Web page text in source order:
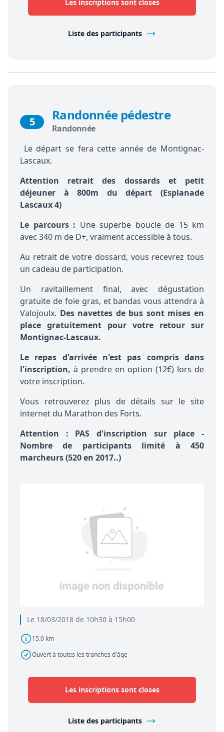
Les inscriptions sont closes
Liste des participants
Le 18/03/2018 de 10h30 à 15h00
15.0 km
Ouvert à toutes les tranches d'âge
5 Randonnée pédestre
Randonnée
Le départ se fera cette année de Montignac-
Lascaux.
Attention retrait des dossards et petit
déjeuner à 800m du départ (Esplanade
Lascaux 4)
Le parcours : Une superbe boucle de 15 km
avec 340 m de D+, vraiment accessible à tous.
Au retrait de votre dossard, vous recevrez tous
un cadeau de participation.
Un ravitaillement final, avec dégustation
gratuite de foie gras, et bandas vous attendra à
Valojoulx. Des navettes de bus sont mises en
place gratuitement pour votre retour sur
Montignac-Lascaux.
Le repas d'arrivée n'est pas compris dans
l'inscription, à prendre en option (12€) lors de
votre inscription.
Vous retrouverez plus de détails sur le site
internet du Marathon des Forts.
Attention : PAS d'inscription sur place -
Nombre de participants limité à 450
marcheurs (520 en 2017..)
Les inscriptions sont closes
Liste des participants